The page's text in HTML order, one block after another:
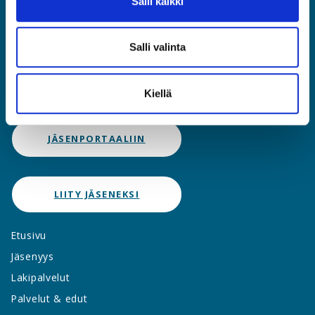
Salli valinta
Kiellä
Asiantuntijat ja Esihenkilöt ASIA ry
Rautatieläisenkatu 6, 00520 Helsinki
(09) 2510 1310
JÄSENPORTAALIIN
LIITY JÄSENEKSI
Etusivu
Jäsenyys
Lakipalvelut
Palvelut & edut